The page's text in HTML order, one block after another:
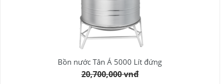
Bồn nước Tân Á 5000 Lít đứng
20,700,000 vnđ